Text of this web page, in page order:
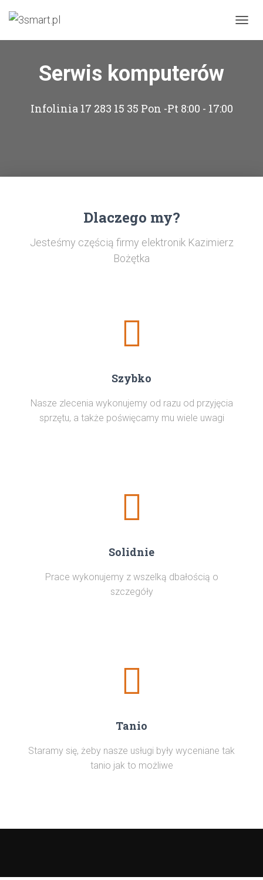
Serwis komputerów
Infolinia 17 283 15 35 Pon -Pt 8:00 - 17:00
Dlaczego my?
Jesteśmy częścią firmy elektronik Kazimierz
Bożętka
Szybko
Nasze zlecenia wykonujemy od razu od przyjęcia
sprzętu, a także poświęcamy mu wiele uwagi
Solidnie
Prace wykonujemy z wszelką dbałością o
szczegóły
Tanio
Staramy się, żeby nasze usługi były wyceniane tak
tanio jak to możliwe